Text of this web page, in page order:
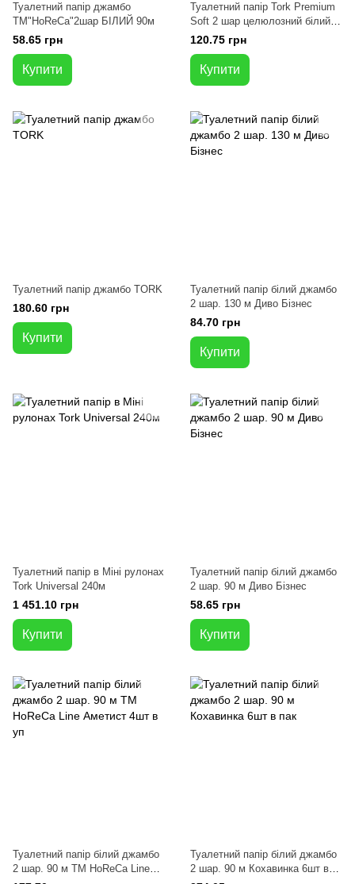
Туалетний папір джамбо
ТМ"HoReCa"2шар БІЛИЙ 90м
58.65 грн
Купити
Туалетний папір Tork Premium
Soft 2 шар целюлозний білий
90 м
120.75 грн
Купити
Туалетний папір джамбо TORK
180.60 грн
Купити
Туалетний папір білий джамбо
2 шар. 130 м Диво Бізнес
84.70 грн
Купити
Туалетний папір в Міні рулонах
Tork Universal 240м
1 451.10 грн
Купити
Туалетний папір білий джамбо
2 шар. 90 м Диво Бізнес
58.65 грн
Купити
Туалетний папір білий джамбо
2 шар. 90 м ТМ HoReCa Line
Туалетний папір білий джамбо
2 шар. 90 м Кохавинка 6шт в